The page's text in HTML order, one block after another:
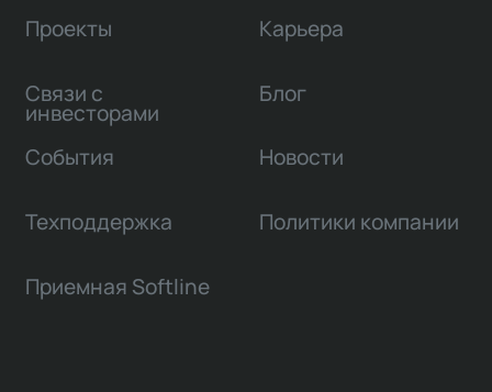
Проекты
Связи с
инвесторами
Карьера
Блог
События Новости
Техподдержка Политики компании
Приемная Softline